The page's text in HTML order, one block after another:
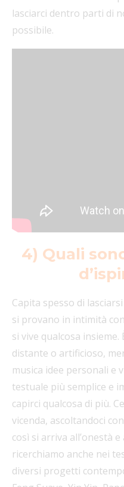
lasciarci dentro parti di
possibile.
4) Quali
Capita spesso di
si provano in intimità
si vive qualcosa
distante o artificioso,
musica idee personali e
testuale più semplice e
capirci qualcosa di più.
vicenda, ascoltandoci
così si arriva all’onestà
ricerchiamo anche nei
diversi progetti